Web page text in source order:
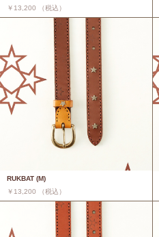
￥13,200 （税込）
RUKBAT (M)
￥13,200 （税込）